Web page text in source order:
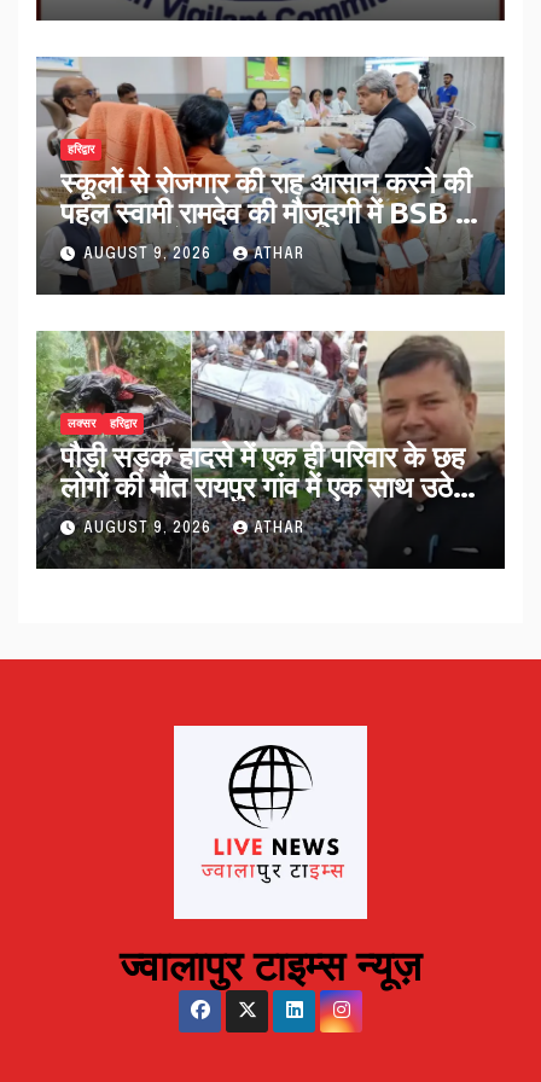
हरिद्वार
स्कूलों से रोजगार की राह आसान करने की
पहल स्वामी रामदेव की मौजूदगी में BSB ने
किए तीन बड़े MoU…
AUGUST 9, 2026 ATHAR
लक्सर हरिद्वार
पौड़ी सड़क हादसे में एक ही परिवार के छह
लोगों की मौत रायपुर गांव में एक साथ उठे
जनाजे…
AUGUST 9, 2026 ATHAR
ज्वालापुर टाइम्स न्यूज़